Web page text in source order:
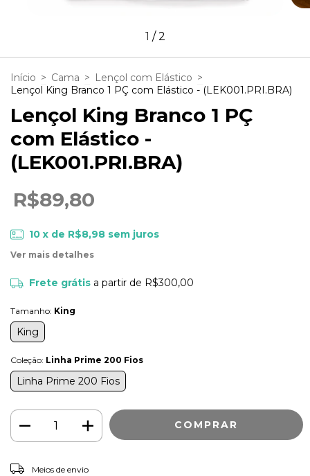
1 /2
Início > Cama > Lençol com Elástico >
Lençol King Branco 1 PÇ com Elástico - (LEK001.PRI.BRA)
Lençol King Branco 1 PÇ
com Elástico -
(LEK001.PRI.BRA)
R$89,80
10 x de R$8,98 sem juros
Ver mais detalhes
Frete grátis a partir de R$300,00
Tamanho: King
King
Coleção: Linha Prime 200 Fios
Linha Prime 200 Fios
Entregas para o CEP:
Meios de envio